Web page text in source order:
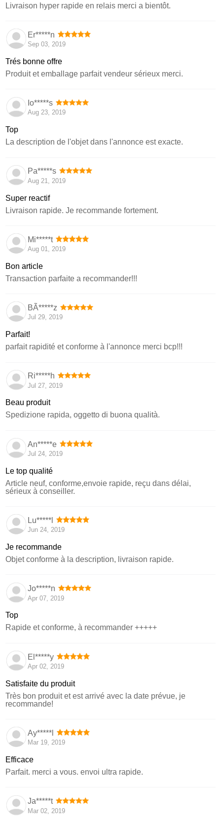
Livraison hyper rapide en relais merci a bientôt.
Er*****n
Sep 03, 2019
Trés bonne offre
Produit et emballage parfait vendeur sérieux merci.
Io*****s
Aug 23, 2019
Top
La description de l'objet dans l'annonce est exacte.
Pa*****s
Aug 21, 2019
Super reactif
Livraison rapide. Je recommande fortement.
Mi*****t
Aug 01, 2019
Bon article
Transaction parfaite a recommander!!!
BÃ*****z
Jul 29, 2019
Parfait!
parfait rapidité et conforme à l'annonce merci bcp!!!
Ri*****h
Jul 27, 2019
Beau produit
Spedizione rapida, oggetto di buona qualità.
An*****e
Jul 24, 2019
Le top qualité
Article neuf, conforme,envoie rapide, reçu dans délai,
sérieux à conseiller.
Lu*****l
Jun 24, 2019
Je recommande
Objet conforme à la description, livraison rapide.
Jo*****n
Apr 07, 2019
Top
Rapide et conforme, à recommander +++++
El*****y
Apr 02, 2019
Satisfaite du produit
Très bon produit et est arrivé avec la date prévue, je
recommande!
Ay*****l
Mar 19, 2019
Efficace
Parfait. merci a vous. envoi ultra rapide.
Ja*****t
Mar 02, 2019